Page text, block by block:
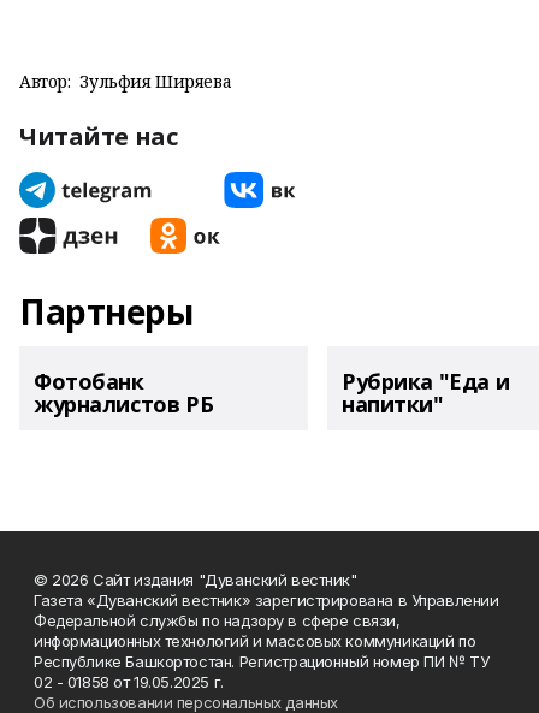
Автор: Зульфия Ширяева
Читайте нас
Партнеры
Фотобанк
журналистов РБ
Рубрика "Еда и
напитки"
© 2026 Сайт издания "Дуванский вестник"
Газета «Дуванский вестник» зарегистрирована в Управлении
Федеральной службы по надзору в сфере связи,
информационных технологий и массовых коммуникаций по
Республике Башкортостан. Регистрационный номер ПИ № ТУ
02 - 01858 от 19.05.2025 г.
Об использовании персональных данных